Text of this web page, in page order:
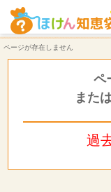
ページが存在しません | ほけん知恵袋
ページが存在しません
ペ
また
過